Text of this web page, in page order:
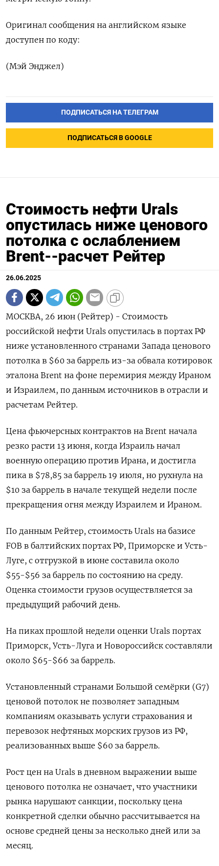
Оригинал сообщения на английском языке
доступен по коду:
(Мэй Энджел)
ПОДПИСАТЬСЯ НА ТЕЛЕГРАМ
ПОДПИСАТЬСЯ В GOOGLE
Стоимость нефти Urals
опустилась ниже ценового
потолка с ослаблением
Brent--расчет Рейтер
26.06.2025
МОСКВА, 26 июн (Рейтер) - Стоимость
российской нефти Urals опустилась в портах РФ
ниже установленного странами Запада ценового
потолка в $60 за баррель из-за обвала котировок
эталона Brent на фоне перемирия между Ираном
и Израилем, по данным источников в отрасли и
расчетам Рейтер.
Цена фьючерсных контрактов на Brent начала
резко расти 13 июня, когда Израиль начал
военную операцию против Ирана, и достигла
пика в $78,85 за баррель 19 июля, но рухнула на
$10 за баррель в начале текущей недели после
прекращения огня между Израилем и Ираном.
По данным Рейтер, стоимость Urals на базисе
FOB в балтийских портах РФ, Приморске и Усть-
Луге, с отгрузкой в июне составила около
$55-$56 за баррель по состоянию на среду.
Оценка стоимости грузов осуществляется за
предыдущий рабочий день.
На пиках прошлой недели оценки Urals портах
Приморск, Усть-Луга и Новороссийск составляли
около $65-$66 за баррель.
Установленный странами Большой семёрки (G7)
ценовой потолок не позволяет западным
компаниям оказывать услуги страхования и
перевозок нефтяных морских грузов из РФ,
реализованных выше $60 за баррель.
Рост цен на Urals в дневном выражении выше
ценового потолка не означает, что участники
рынка нарушают санкции, поскольку цена
конкретной сделки обычно рассчитывается на
основе средней цены за несколько дней или за
месяц.